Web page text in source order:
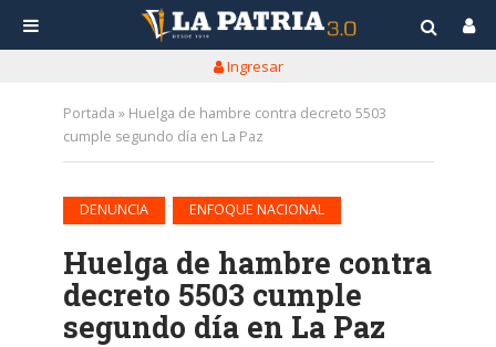
Ingresar
Portada » Huelga de hambre contra decreto 5503
cumple segundo día en La Paz
DENUNCIA ENFOQUE NACIONAL
Huelga de hambre contra
decreto 5503 cumple
segundo día en La Paz